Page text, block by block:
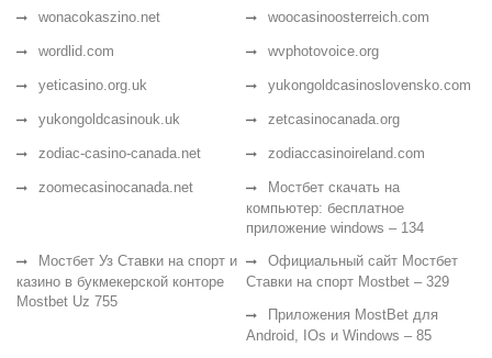
wonacokaszino.net woocasinoosterreich.com
wordlid.com wvphotovoice.org
yeticasino.org.uk yukongoldcasinoslovensko.com
yukongoldcasinouk.uk zetcasinocanada.org
zodiac-casino-canada.net zodiaccasinoireland.com
zoomecasinocanada.net
Мостбет скачать на
компьютер: бесплатное
приложение windows – 134
Мостбет Уз Ставки на спорт и
казино в букмекерской конторе
Mostbet Uz 755
Официальный сайт Мостбет
Ставки на спорт Mostbet – 329
Приложения MostBet для
Android, IOs и Windows – 85